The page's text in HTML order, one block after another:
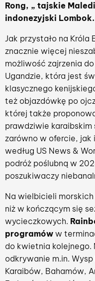
Rong, „ tajskie
indonezyjski Lombok.
Jak przystało na Króla
znacznie więcej
możliwość zajrzenia
Ugandzie, która jest
klasycznego
też objazdówkę po
której także
prawdziwie
zarówno w ofercie, jak
według US News &
podróż poślubną w
poszukiwaczy
Na wielbicieli
niż w kończącym się
wycieczkowych.
programów w
do kwietnia kolejnego.
odkrywanie m.in.
Karaibów, Bahamów,